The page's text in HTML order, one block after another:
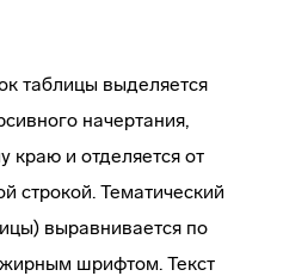
таблицы выделяется
начертания,
краю и отделяется от
строкой. Тематический
выравнивается по
шрифтом. Текст